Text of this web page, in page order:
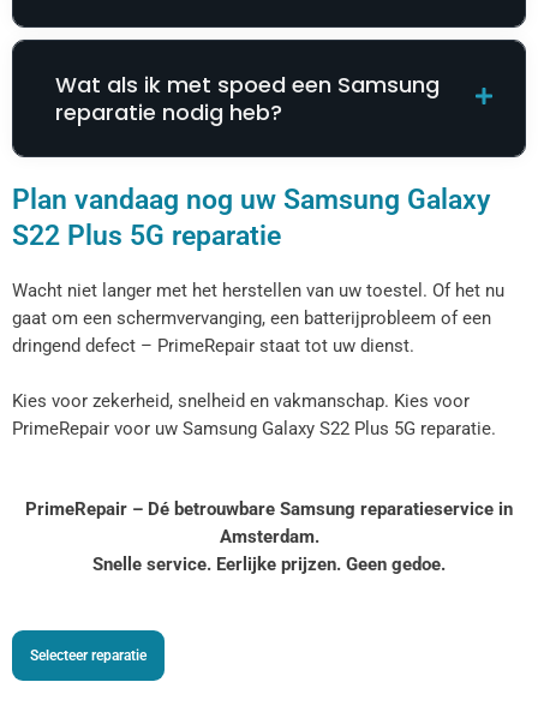
Wat als ik met spoed een Samsung
reparatie nodig heb?
Plan vandaag nog uw Samsung Galaxy
S22 Plus 5G reparatie
Wacht niet langer met het herstellen van uw toestel. Of het nu
gaat om een schermvervanging, een batterijprobleem of een
dringend defect – PrimeRepair staat tot uw dienst.
Kies voor zekerheid, snelheid en vakmanschap. Kies voor
PrimeRepair voor uw Samsung Galaxy S22 Plus 5G reparatie.
PrimeRepair – Dé betrouwbare Samsung reparatieservice in
Amsterdam.
Snelle service. Eerlijke prijzen. Geen gedoe.
Selecteer reparatie